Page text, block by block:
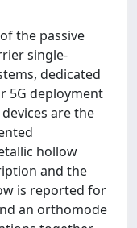
the passive
single-
dedicated
5G deployment
are the
hollow
and the
is reported for
an orthomode